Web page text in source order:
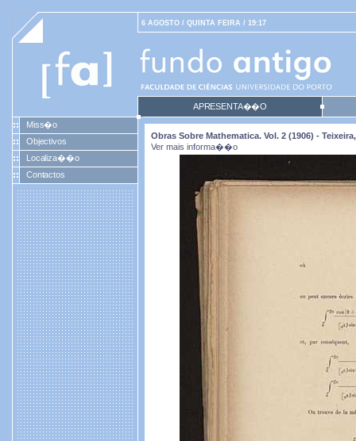
6 AGOSTO / QUINTA FEIRA / 19:17
APRESENTA��O
Miss�o
Objectivos
Localiza��o
Contactos
Obras Sobre Mathematica. Vol. 2 (1906) -
Ver mais informa��o